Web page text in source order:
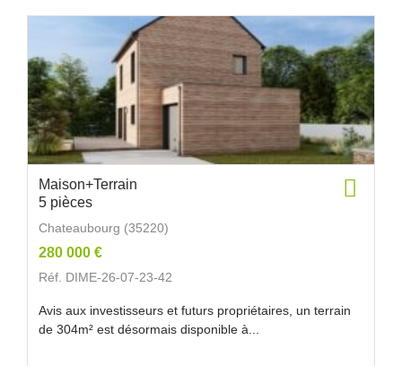
Maison+Terrain
5 pièces
Chateaubourg (35220)
280 000 €
Réf. DIME-26-07-23-42
Avis aux investisseurs et futurs propriétaires, un terrain
de 304m² est désormais disponible à...